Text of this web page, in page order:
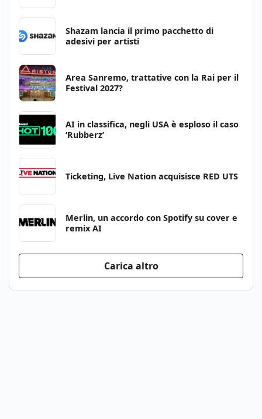
Shazam lancia il primo pacchetto di
adesivi per artisti
Area Sanremo, trattative con la Rai per il
Festival 2027?
AI in classifica, negli USA è esploso il caso
‘Rubberz’
Ticketing, Live Nation acquisisce RED UTS
Merlin, un accordo con Spotify su cover e
remix AI
Carica altro